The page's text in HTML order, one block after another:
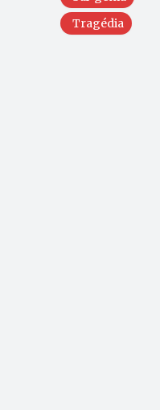
Tragédia